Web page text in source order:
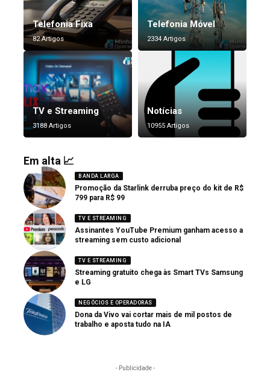
Telefonia Fixa
82 Artigos
Telefonia Móvel
2334 Artigos
TV e Streaming
3188 Artigos
Notícias
10955 Artigos
Em alta 📈
BANDA LARGA
Promoção da Starlink derruba preço do kit de R$
799 para R$ 99
TV E STREAMING
Assinantes YouTube Premium ganham acesso a
streaming sem custo adicional
TV E STREAMING
Streaming gratuito chega às Smart TVs Samsung
e LG
NEGÓCIOS E OPERADORAS
Dona da Vivo vai cortar mais de mil postos de
trabalho e aposta tudo na IA
- Publicidade -